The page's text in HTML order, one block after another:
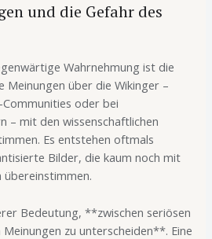
und die Gefahr des
Wahrnehmung ist die
Meinungen über die Wikinger –
Communities oder bei
– mit den wissenschaftlichen
Es entstehen oftmals
Bilder, die kaum noch mit
übereinstimmen.
Bedeutung, **zwischen seriösen
zu unterscheiden**. Eine